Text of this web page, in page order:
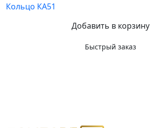
Кольцо КА51
Добавить в корзину
Быстрый заказ